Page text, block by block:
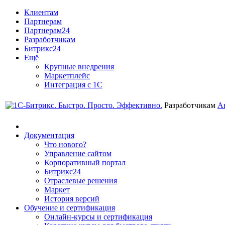
Клиентам
Партнерам
Партнерам24
Разработчикам
Битрикс24
Ещё
Крупные внедрения
Маркетплейс
Интеграция с 1С
Разработчикам
Документация
Что нового?
Управление сайтом
Корпоративный портал
Битрикс24
Отраслевые решения
Маркет
История версий
Обучение и сертификация
Онлайн-курсы и сертификация